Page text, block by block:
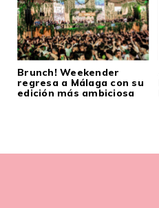
Brunch! Weekender
regresa a Málaga con su
edición más ambiciosa